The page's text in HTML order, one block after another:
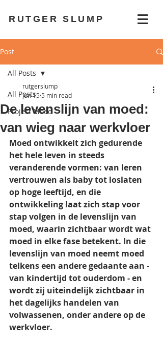
RUTGER SLUMP
Post
All Posts
Project Moed
All Posts
De levenslijn van moed:
van wieg naar werkvloer
rutgerslump
Jun 15 5 min read
Moed ontwikkelt zich gedurende
het hele leven in steeds
veranderende vormen: van leren
vertrouwen als baby tot loslaten
op hoge leeftijd, en die
ontwikkeling laat zich stap voor
stap volgen in de levenslijn van
moed, waarin zichtbaar wordt wat
moed in elke fase betekent. In die
levenslijn van moed neemt moed
telkens een andere gedaante aan -
van kindertijd tot ouderdom - en
wordt zij uiteindelijk zichtbaar in
het dagelijks handelen van
volwassenen, onder andere op de
werkvloer.